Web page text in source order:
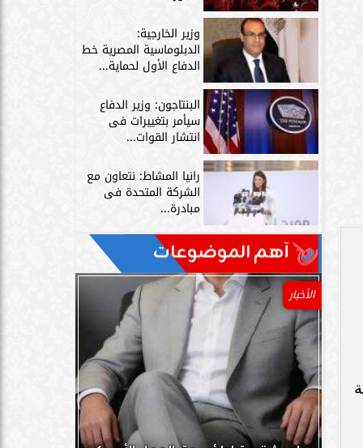
وزير الخارجية:
الدبلوماسية المصرية خط
الدفاع الأول لحماية...
البنتاجون: وزير الدفاع
سيأمر بتغييرات فى
انتشار القوات...
رانيا المشاط: نتعاون مع
الشركة المتحدة فى
مبادرة...
آهم الموضوعات
الأخبار